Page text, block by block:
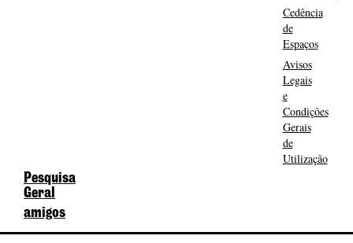
Cedência
de
Espaços
Avisos
Legais
e
Condições
Gerais
de
Utilização
Pesquisa
Geral
amigos